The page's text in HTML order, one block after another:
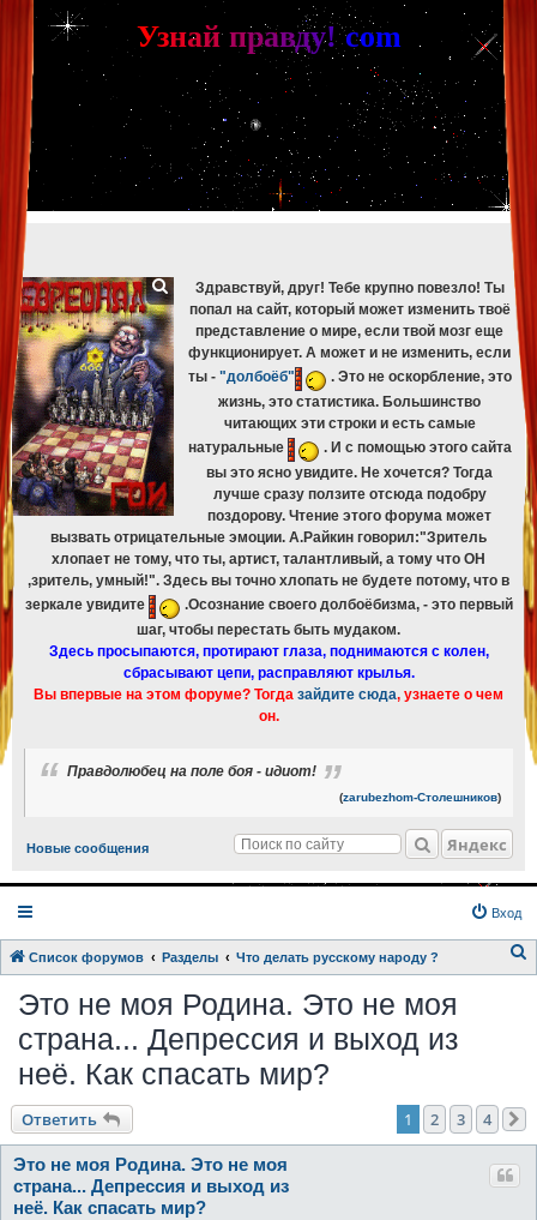
[phpBB Debug] PHP Warning : in file [ROOT]/phpbb/db/driver/mysqli.php
mysqli_fetch_assoc(): Couldn't fetch mysqli_result
[phpBB Debug] PHP Warning: in file[ROOT]/phpbb/db/driver/mysqli.php 329
mysqli_free_result(): Couldn't fetch mysqli_result
[phpBB Debug] PHP Warning
[ROOT]/phpbb/db/driver/mysqli.php on line 265
mysqli_fetch_assoc(): Couldn't fetch mysqli_result
[phpBB Debug] PHP Warning
: in file [ROOT]/phpbb/db/driver/mysqli.php on line329
mysqli_free_result(): Couldn't fetch mysqli_result
[phpBB Debug] PHP Warning: in file [ROOT]/phpbb/db/driver/mysqli.php on line 265
mysqli_fetch_assoc(): Couldn't fetch mysqli_result
[phpBB Debug] PHP Warning
[ROOT]/phpbb/db/driver/mysqli.php on line329:
mysqli_free_result(): Couldn't fetch mysqli_result
[phpBB Debug] PHP Warning
: in file [ROOT]/phpbb/db/driver/mysqli.php on line 265
mysqli_fetch_assoc(): Couldn't fetch mysqli_result
[phpBB Debug] PHP Warning
[ROOT]/phpbb/db/driver/mysqli.php
mysqli_free_result(): Couldn't fetch mysqli_result
Узнай правду! com
Здравствуй, друг! Тебе крупно повезло! Ты
попал на сайт, который может изменить твоё
представление о мире, если твой мозг еще
функционирует. А может и не изменить, если
ты - "долбоёб"
. Это не оскорбление, это
жизнь, это статистика. Большинство
читающих эти строки и есть самые
натуральные
. И с помощью этого сайта
вы это ясно увидите. Не хочется? Тогда
лучше сразу ползите отсюда подобру
поздорову. Чтение этого форума может
вызвать отрицательные эмоции. А.Райкин говорил:"Зритель
хлопает не тому, что ты, артист, талантливый, а тому что ОН
,зритель, умный!". Здесь вы точно хлопать не будете потому, что в
зеркале увидите
.Осознание своего долбоёбизма, - это первый
шаг, чтобы перестать быть мудаком.
Здесь просыпаются, протирают глаза, поднимаются с колен,
сбрасывают цепи, расправляют крылья.
Вы впервые на этом форуме? Тогда зайдите сюда, узнаете о чем
он.
Правдолюбец на поле боя - идиот!
(zarubezhom-Столешников)
Новые сообщения Яндекс
Вход
Список форумов Разделы Что делать русскому народу ?
Это не моя Родина. Это не моя
страна... Депрессия и выход из
неё. Как спасать мир?
Ответить 1 2 3 4
Это не моя Родина. Это не моя
страна... Депрессия и выход из
неё. Как спасать мир?